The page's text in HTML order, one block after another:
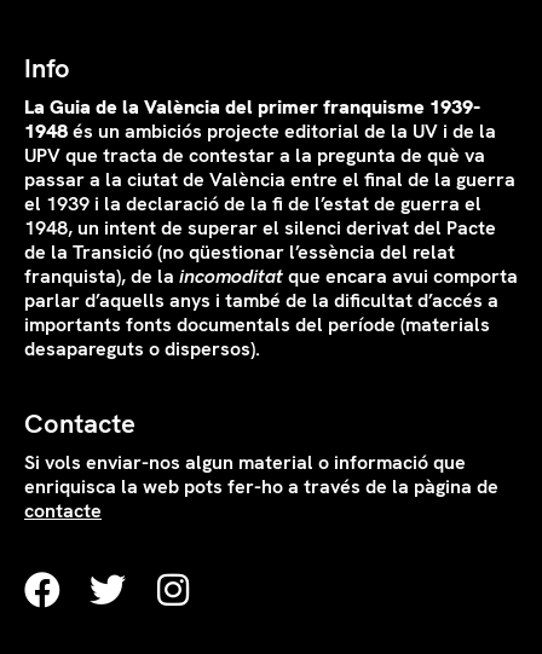
Info
La Guia de la València del primer franquisme 1939-
1948és un ambiciós projecte editorial de la UV i de la
UPV que tracta de contestar a la pregunta de què va
passar a la ciutat de València entre el final de la guerra
el 1939 i la declaració de la fi de l’estat de guerra el
1948, un intent de superar el silenci derivat del Pacte
de la Transició (no qüestionar l’essència del relat
franquista), de la incomoditatque encara avui comporta
parlar d’aquells anys i també de la dificultat d’accés a
importants fonts documentals del període (materials
desapareguts o dispersos).
Contacte
Si vols enviar-nos algun material o informació que
enriquisca la web pots fer-ho a través de la pàgina de
contacte